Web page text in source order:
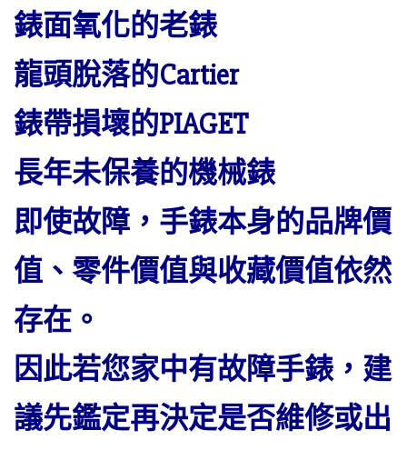
錶面氧化的老錶
龍頭脫落的Cartier
錶帶損壞的PIAGET
長年未保養的機械錶
即使故障，手錶本身的品牌價
值、零件價值與收藏價值依然
存在。
因此若您家中有故障手錶，建
議先鑑定再決定是否維修或出